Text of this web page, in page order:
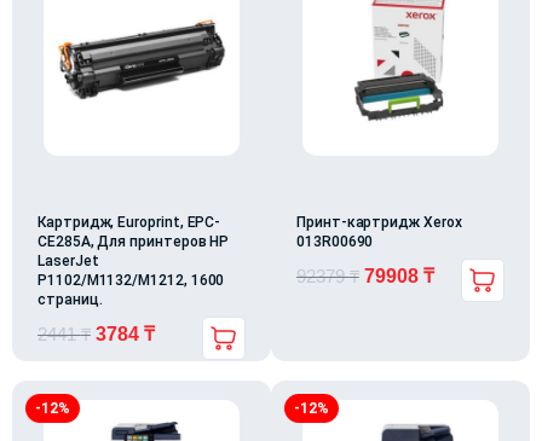
Картридж, Europrint, EPC-
CE285A, Для принтеров HP
LaserJet
P1102/M1132/M1212, 1600
страниц.
2441₸ 3784 ₸
Принт-картридж Xerox
013R00690
92379₸ 79908 ₸
-12% -12%